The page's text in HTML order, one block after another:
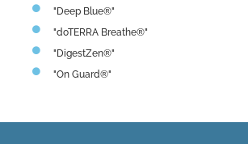
"Deep Blue®"
"doTERRA Breathe®"
"DigestZen®"
"On Guard®"